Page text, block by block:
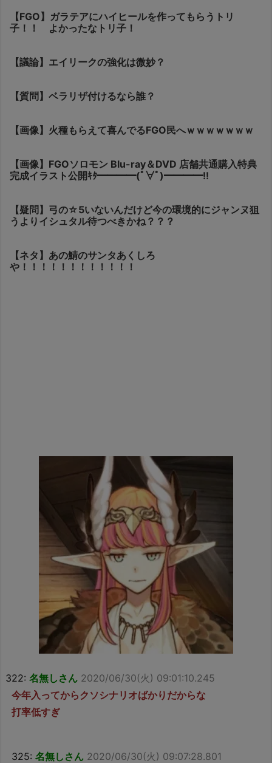
【FGO】ガラテアにハイヒールを作ってもらうトリ
子！！ よかったなトリ子！
【議論】エイリークの強化は微妙？
【質問】ベラリザ付けるなら誰？
【画像】火種もらえて喜んでるFGO民へｗｗｗｗｗｗｗ
【画像】FGOソロモン Blu-ray＆DVD 店舗共通購入特典
完成イラスト公開ｷﾀ━━━━(ﾟ∀ﾟ)━━━━!!
【疑問】弓の☆5いないんだけど今の環境的にジャンヌ狙
うよりイシュタル待つべきかね？？？
【ネタ】あの鯖のサンタあくしろ
や！！！！！！！！！！！！
322: 名無しさん 2020/06/30(火) 09:01:10.245
今年入ってからクソシナリオばかりだからな
打率低すぎ
325: 名無しさん 2020/06/30(火) 09:07:28.801